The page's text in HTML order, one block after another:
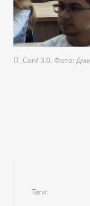
IT_Conf 3.0. Фото:
Теги